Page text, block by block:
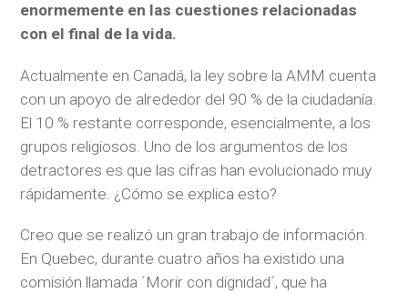
enormemente en las cuestiones relacionadas
con el final de la vida.
Actualmente en Canadá, la ley sobre la AMM cuenta
con un apoyo de alrededor del 90 % de la ciudadanía.
El 10 % restante corresponde, esencialmente, a los
grupos religiosos. Uno de los argumentos de los
detractores es que las cifras han evolucionado muy
rápidamente. ¿Cómo se explica esto?
Creo que se realizó un gran trabajo de información.
En Quebec, durante cuatro años ha existido una
comisión llamada ´Morir con dignidad´, que ha